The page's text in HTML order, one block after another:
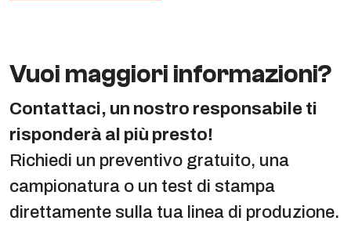
Vuoi maggiori informazioni?
Contattaci, un nostro responsabile ti
risponderà al più presto!
Richiedi un preventivo gratuito, una
campionatura o un test di stampa
direttamente sulla tua linea di produzione.